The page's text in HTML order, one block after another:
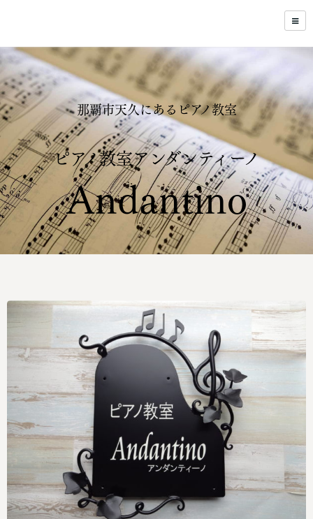
那覇市天久にあるピアノ教室
ピアノ教室アンダンティーノ
Andantino